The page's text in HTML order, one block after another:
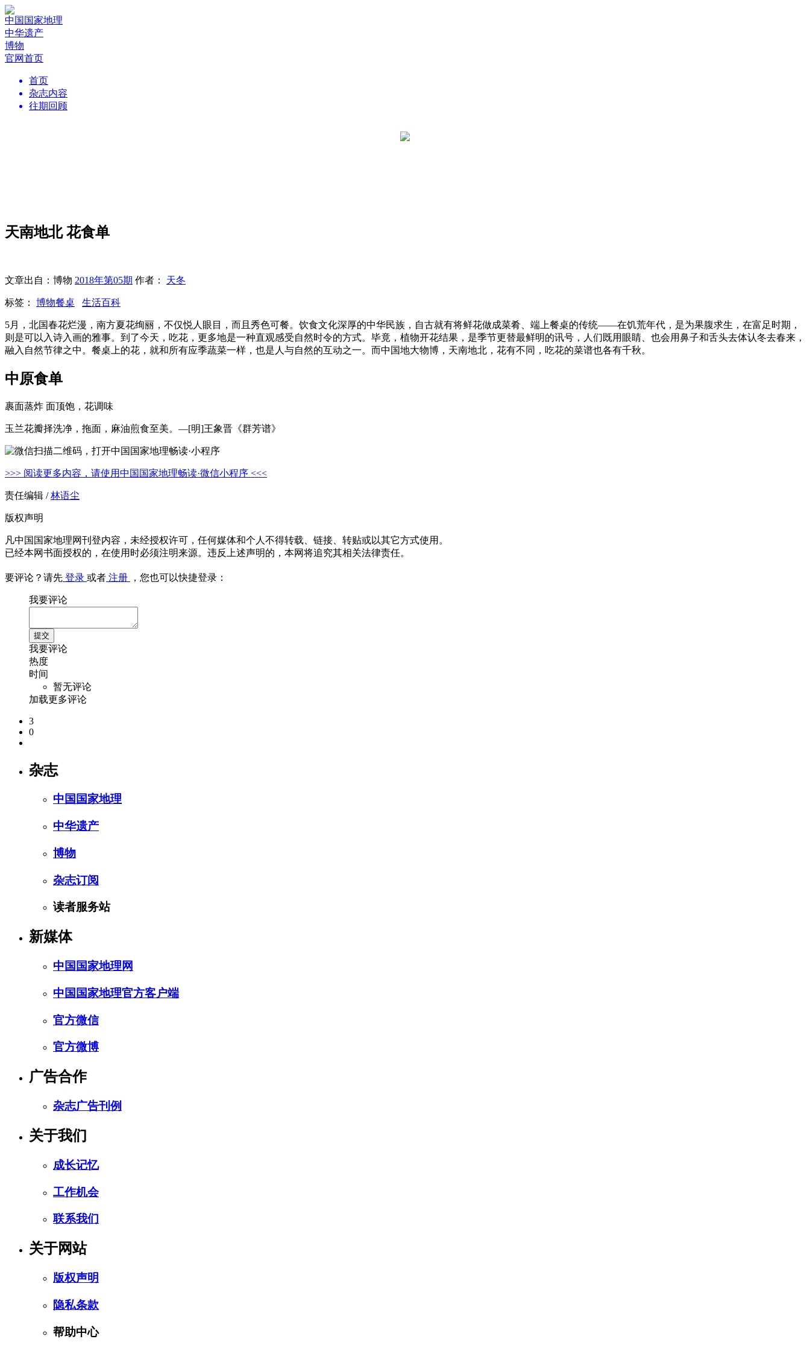
中国国家地理
中华遗产
博物
官网首页
首页
杂志内容
往期回顾
天南地北 花食单
文章出自：博物 2018年第05期 作者： 天冬
标签： 博物餐桌 生活百科
5月，北国春花烂漫，南方夏花绚丽，不仅悦人眼目，而且秀色可餐。饮食文化深厚的中华民族，自古就有将鲜花做成菜肴、端上餐桌的传统——在饥荒年代，是为果腹求生，在富足时期，
则是可以入诗入画的雅事。到了今天，吃花，更多地是一种直观感受自然时令的方式。毕竟，植物开花结果，是季节更替最鲜明的讯号，人们既用眼睛、也会用鼻子和舌头去体认冬去春来，
融入自然节律之中。餐桌上的花，就和所有应季蔬菜一样，也是人与自然的互动之一。而中国地大物博，天南地北，花有不同，吃花的菜谱也各有千秋。
中原食单
裹面蒸炸 面顶饱，花调味
玉兰花瓣择洗净，拖面，麻油煎食至美。—[明]王象晋《群芳谱》
>>> 阅读更多内容，请使用中国国家地理畅读·微信小程序 <<<
责任编辑 /林语尘
版权声明
凡中国国家地理网刊登内容，未经授权许可，任何媒体和个人不得转载、链接、转贴或以其它方式使用。
已经本网书面授权的，在使用时必须注明来源。违反上述声明的，本网将追究其相关法律责任。
要评论？请先 登录 或者 注册 ，您也可以快捷登录：
我要评论
我要评论
热度
时间
暂无评论
加载更多评论
3
0
杂志
中国国家地理
中华遗产
博物
杂志订阅
读者服务站
新媒体
中国国家地理网
中国国家地理官方客户端
官方微信
官方微博
广告合作
杂志广告刊例
关于我们
成长记忆
工作机会
联系我们
关于网站
版权声明
隐私条款
帮助中心